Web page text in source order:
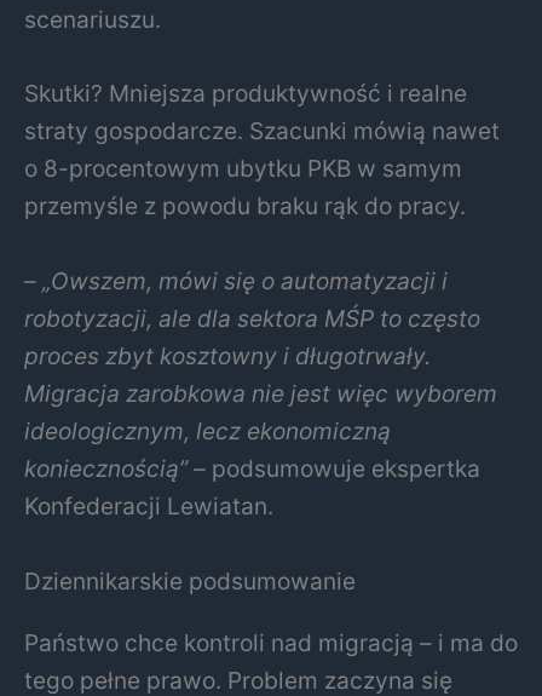
scenariuszu.
Skutki? Mniejsza produktywność i realne
straty gospodarcze. Szacunki mówią nawet
o 8-procentowym ubytku PKB w samym
przemyśle z powodu braku rąk do pracy.
– „Owszem, mówi się o automatyzacji i
robotyzacji, ale dla sektora MŚP to często
proces zbyt kosztowny i długotrwały.
Migracja zarobkowa nie jest więc wyborem
ideologicznym, lecz ekonomiczną
koniecznością”– podsumowuje ekspertka
Konfederacji Lewiatan.
Dziennikarskie podsumowanie
Państwo chce kontroli nad migracją – i ma do
tego pełne prawo. Problem zaczyna się